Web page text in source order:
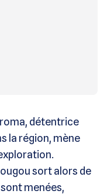
détentrice
la région, mène
sort alors de
menées,